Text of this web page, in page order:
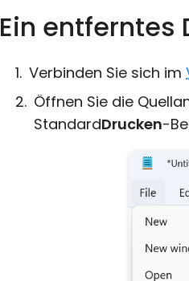
Ein entferntes
Verbinden Sie sich im
Öffnen Sie die
StandardDrucken-